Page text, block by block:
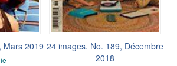
Mars 2019 24 images. No. 189, Décembre
2018